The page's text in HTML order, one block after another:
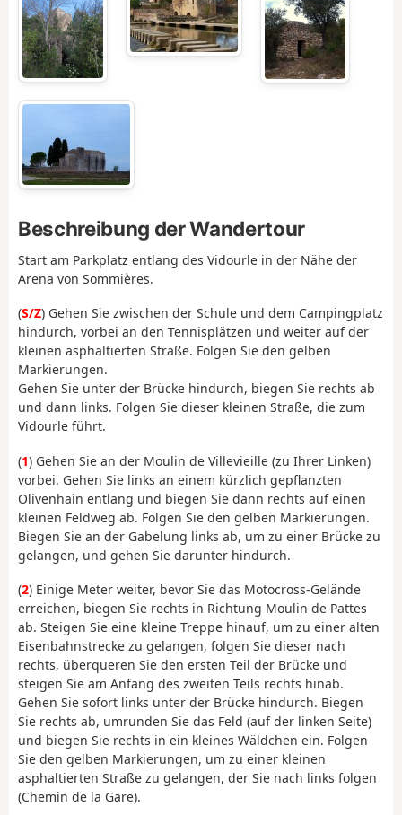
Beschreibung der Wandertour
Start am Parkplatz entlang des Vidourle in der Nähe der
Arena von Sommières.
(S/Z) Gehen Sie zwischen der Schule und dem Campingplatz
hindurch, vorbei an den Tennisplätzen und weiter auf der
kleinen asphaltierten Straße. Folgen Sie den gelben
Markierungen.
Gehen Sie unter der Brücke hindurch, biegen Sie rechts ab
und dann links. Folgen Sie dieser kleinen Straße, die zum
Vidourle führt.
(1) Gehen Sie an der Moulin de Villevieille (zu Ihrer Linken)
vorbei. Gehen Sie links an einem kürzlich gepflanzten
Olivenhain entlang und biegen Sie dann rechts auf einen
kleinen Feldweg ab. Folgen Sie den gelben Markierungen.
Biegen Sie an der Gabelung links ab, um zu einer Brücke zu
gelangen, und gehen Sie darunter hindurch.
(2) Einige Meter weiter, bevor Sie das Motocross-Gelände
erreichen, biegen Sie rechts in Richtung Moulin de Pattes
ab. Steigen Sie eine kleine Treppe hinauf, um zu einer alten
Eisenbahnstrecke zu gelangen, folgen Sie dieser nach
rechts, überqueren Sie den ersten Teil der Brücke und
steigen Sie am Anfang des zweiten Teils rechts hinab.
Gehen Sie sofort links unter der Brücke hindurch. Biegen
Sie rechts ab, umrunden Sie das Feld (auf der linken Seite)
und biegen Sie rechts in ein kleines Wäldchen ein. Folgen
Sie den gelben Markierungen, um zu einer kleinen
asphaltierten Straße zu gelangen, der Sie nach links folgen
(Chemin de la Gare).